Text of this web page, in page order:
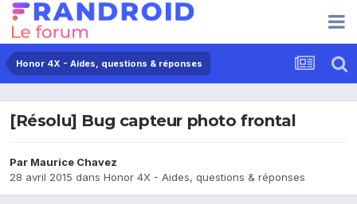
Honor 4X - Aides, questions & réponses
[Résolu] Bug capteur photo frontal
Par Maurice Chavez
28 avril 2015 dans Honor 4X - Aides, questions & réponses